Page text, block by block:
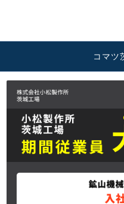
コマツ